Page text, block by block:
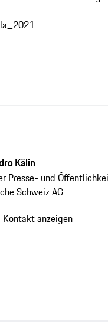
Kälin
Presse- und
Schweiz AG
Kontakt anzeigen